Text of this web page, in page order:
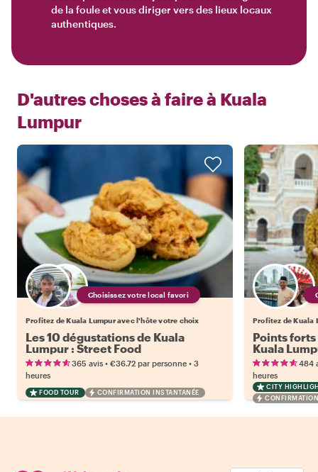
de la foule et vous diriger vers des lieux locaux
authentiques.
D'autres choses à faire à Kuala
Lumpur
Choisissez votre local favori
Profitez de Kuala Lumpur avec l'hôte votre choix
Les 10 dégustations de Kuala
Lumpur : Street Food
365 avis • €36.72 par personne • 3
heures
FOOD TOUR CONFIRMATION INSTANTANÉE
Profitez de Kuala
Points
Kuala
484
heures
CITY